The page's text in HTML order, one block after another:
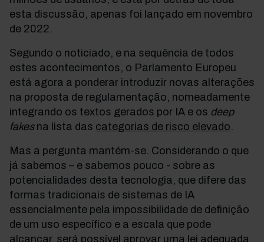
esta discussão, apenas foi lançado em novembro
de 2022.
Segundo o noticiado, e na sequência de todos
estes acontecimentos, o Parlamento Europeu
está agora a ponderar introduzir novas alterações
na proposta de regulamentação, nomeadamente
integrando os textos gerados por IA e os deep
fakesna lista das categorias de risco elevado.
Mas a pergunta mantém-se. Considerando o que
já sabemos – e sabemos pouco - sobre as
potencialidades desta tecnologia, que difere das
formas tradicionais de sistemas de IA
essencialmente pela impossibilidade de definição
de um uso específico e a escala que pode
alcançar, será possível aprovar uma lei adequada